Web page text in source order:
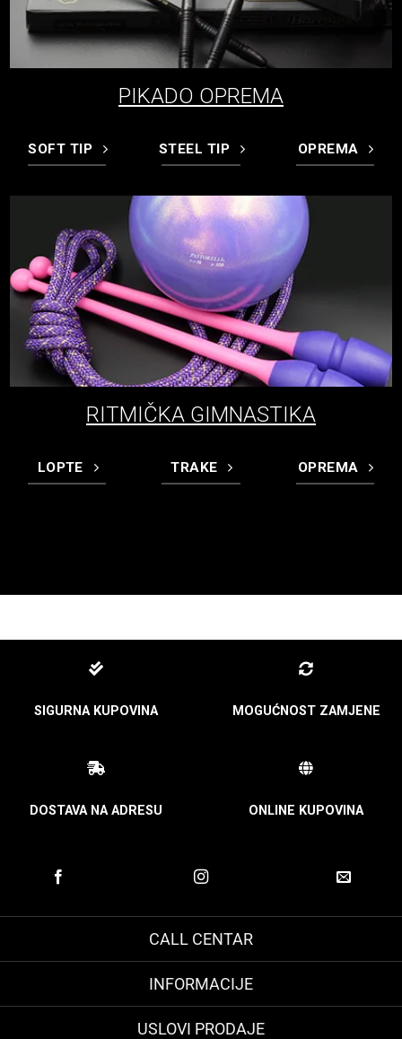
PIKADO OPREMA
SOFT TIP STEEL TIP OPREMA
RITMIČKA GIMNASTIKA
LOPTE TRAKE OPREMA
SIGURNA KUPOVINA MOGUĆNOST ZAMJENE
DOSTAVA NA ADRESU ONLINE KUPOVINA
CALL CENTAR
INFORMACIJE
USLOVI PRODAJE